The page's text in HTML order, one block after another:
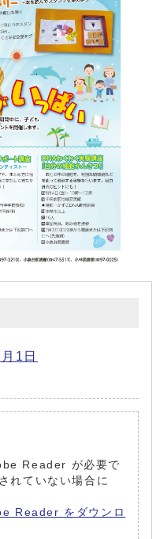
1日
Reader が必要で
れていない場合に
Reader をダウンロ